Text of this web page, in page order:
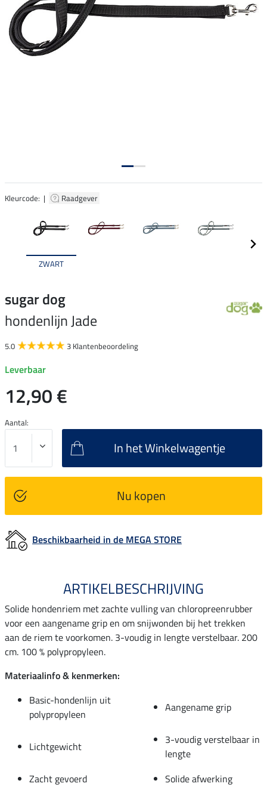
Kleurcode: | Raadgever
ZWART
sugar dog
hondenlijn Jade
5.0 3 Klantenbeoordeling
Leverbaar
12,90 €
Aantal:
In het Winkelwagentje
Nu kopen
Beschikbaarheid in de MEGA STORE
ARTIKELBESCHRIJVING
Solide hondenriem met zachte vulling van chloropreenrubber
voor een aangename grip en om snijwonden bij het trekken
aan de riem te voorkomen. 3-voudig in lengte verstelbaar. 200
cm. 100 % polypropyleen.
Materiaalinfo & kenmerken:
Basic-hondenlijn uit
polypropyleen
Aangename grip
Lichtgewicht
3-voudig verstelbaar in
lengte
Zacht gevoerd
Solide afwerking